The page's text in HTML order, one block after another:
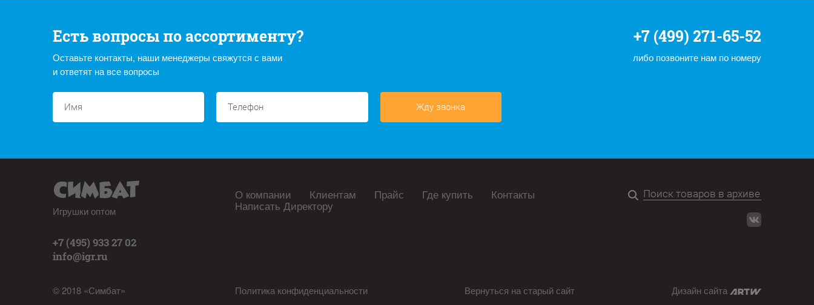
Есть вопросы по ассортименту?
Оставьте контакты, наши менеджеры свяжутся с вами
и ответят на все вопросы
+7 (499) 271-65-52
либо позвоните нам по номеру
Жду звонка
Игрушки оптом
+7 (495) 933 27 02
info@igr.ru
© 2018 «Симбат»
О компании Клиентам Прайс Где купить Контакты
Написать Директору
Политика конфиденциальности Вернуться на старый сайт Дизайн сайта